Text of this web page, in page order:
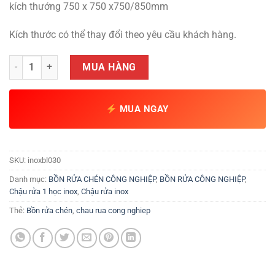
kích thướng 750 x 750 x750/850mm
Kích thước có thể thay đổi theo yêu cầu khách hàng.
Bồn rửa chén 1 hố số lượng
MUA HÀNG
MUA NGAY
SKU: inoxbl030
Danh mục: BỒN RỬA CHÉN CÔNG NGHIỆP, BỒN RỬA CÔNG NGHIỆP,
Chậu rửa 1 học inox Chậu rửa inox
Thẻ: Bồn rửa chén chau rua cong nghiep